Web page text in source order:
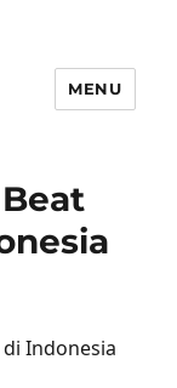
MENU
Indonesia